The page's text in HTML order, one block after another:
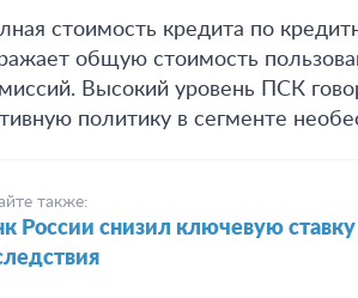
стоимость кредита по
общую стоимость
Высокий уровень ПСК
политику в сегменте
также:
России снизил ключевую